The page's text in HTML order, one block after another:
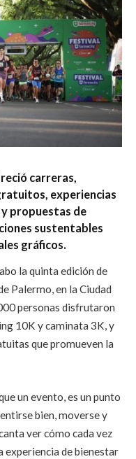
carreras,
experiencias
propuestas de
sustentables
gráficos.
la quinta edición de
Palermo, en la Ciudad
personas disfrutaron
10K y caminata 3K, y
que promueven la
un evento, es un punto
bien, moverse y
ver cómo cada vez
experiencia de bienestar